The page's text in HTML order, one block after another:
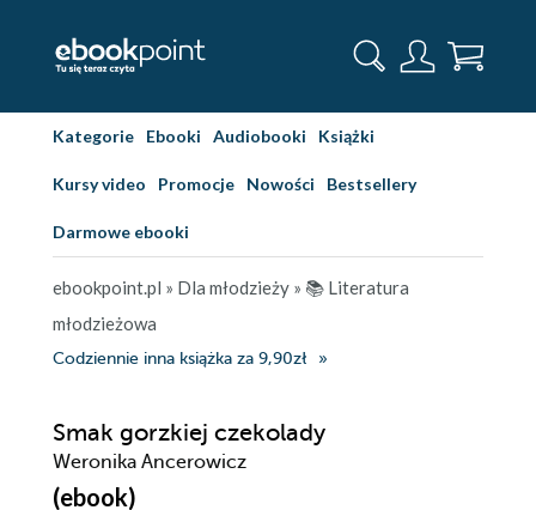
Kategorie Ebooki Audiobooki Książki
Kursy video Promocje Nowości Bestsellery
Darmowe ebooki
ebookpoint.pl » Dla młodzieży » 📚 Literatura
młodzieżowa
Codziennie inna książka za 9,90zł
Smak gorzkiej czekolady
Weronika Ancerowicz
(ebook)